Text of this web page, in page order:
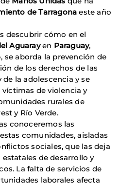
de Tarragona este año
descubrir cómo en el
Aguarayen Paraguay,
se aborda la prevención de
de los derechos de las
la adolescencia y se
de violencia y
rurales de
y Río Verde.
conoceremos las
comunidades, aisladas
sociales, que las deja
de desarrollo y
La falta de servicios de
laborales afecta